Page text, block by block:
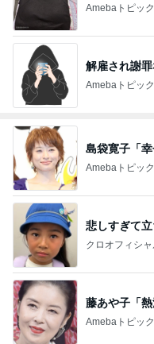
Amebaトピッ
解雇され謝
Amebaトピッ
島袋寛子「
Amebaトピッ
悲しすぎて立
クロオフィシ
藤あや子「
Amebaトピッ